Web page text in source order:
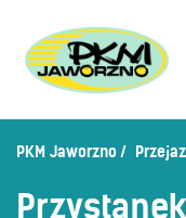
Zaplanuj
PKM Jaworzno
Przystanek